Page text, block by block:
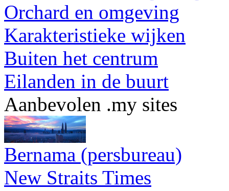
Orchard en omgeving
Karakteristieke wijken
Buiten het centrum
Eilanden in de buurt
Aanbevolen .my sites
Bernama (persbureau)
New Straits Times